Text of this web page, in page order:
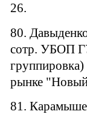
26.
80.
сотр. УБОП
группировка)
рынке
81.